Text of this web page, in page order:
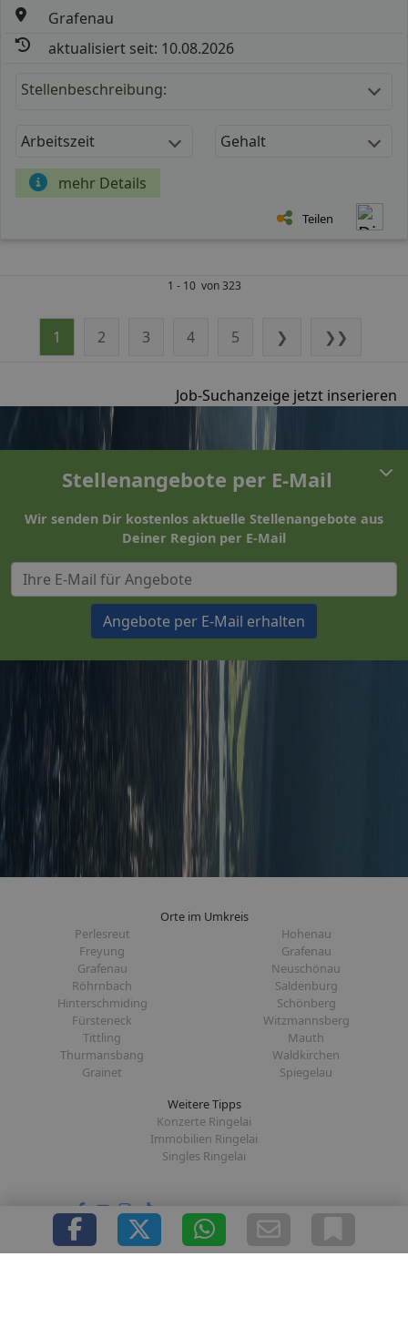
Grafenau
aktualisiert seit: 10.08.2026
Stellenbeschreibung:
Arbeitszeit Gehalt
mehr Details
Teilen
1 - 10 von 323
1 2 3 4 5 ❯ ❯❯
Job-Suchanzeige jetzt inserieren
Stellenangebote per E-Mail
Wir senden Dir kostenlos aktuelle Stellenangebote aus
Deiner Region per E-Mail
Angebote per E-Mail erhalten
Orte im Umkreis
Perlesreut
Hohenau
Freyung
Grafenau
Grafenau
Neuschönau
Röhrnbach
Saldenburg
Hinterschmiding
Schönberg
Fürsteneck
Witzmannsberg
Tittling
Mauth
Thurmansbang
Waldkirchen
Grainet
Spiegelau
Weitere Tipps
Konzerte Ringelai
Immobilien Ringelai
Singles Ringelai